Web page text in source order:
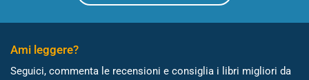
Ami leggere?
Seguici, commenta le recensioni e consiglia i libri migliori da